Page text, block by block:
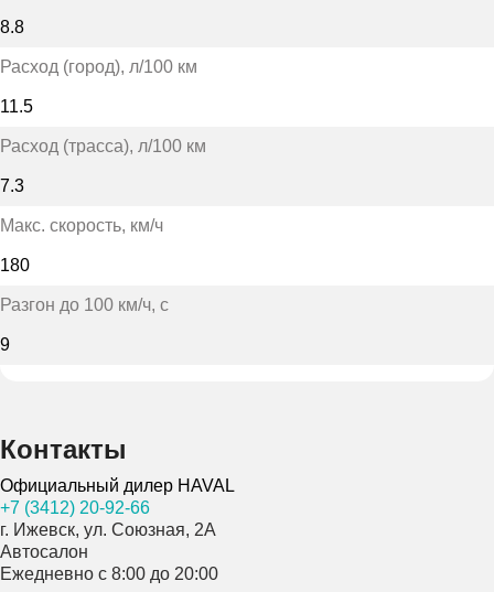
8.8
Расход (город), л/100 км
11.5
Расход (трасса), л/100 км
7.3
Макс. скорость, км/ч
180
Разгон до 100 км/ч, с
9
Контакты
Официальный дилер HAVAL
+7 (3412) 20-92-66
г. Ижевск, ул. Союзная, 2А
Автосалон
Ежедневно с 8:00 до 20:00